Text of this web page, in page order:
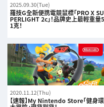
2025.09.30(Tue)
羅技G全新便携電競鼠標「PRO X SU
PERLIGHT 2c」！品牌史上最輕重量5
1克！
2020.11.12(Thu)
【速報】My Nintendo Store「健身環